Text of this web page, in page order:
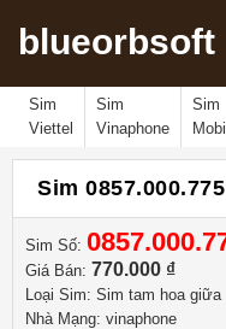
blueorbsoft
Sim
Viettel
Sim
Vinaphone
Sim
Sim
Sim Số:
Giá Bán: 770.000 ₫
Loại Sim: Sim tam hoa giữa
Nhà Mạng: vinaphone